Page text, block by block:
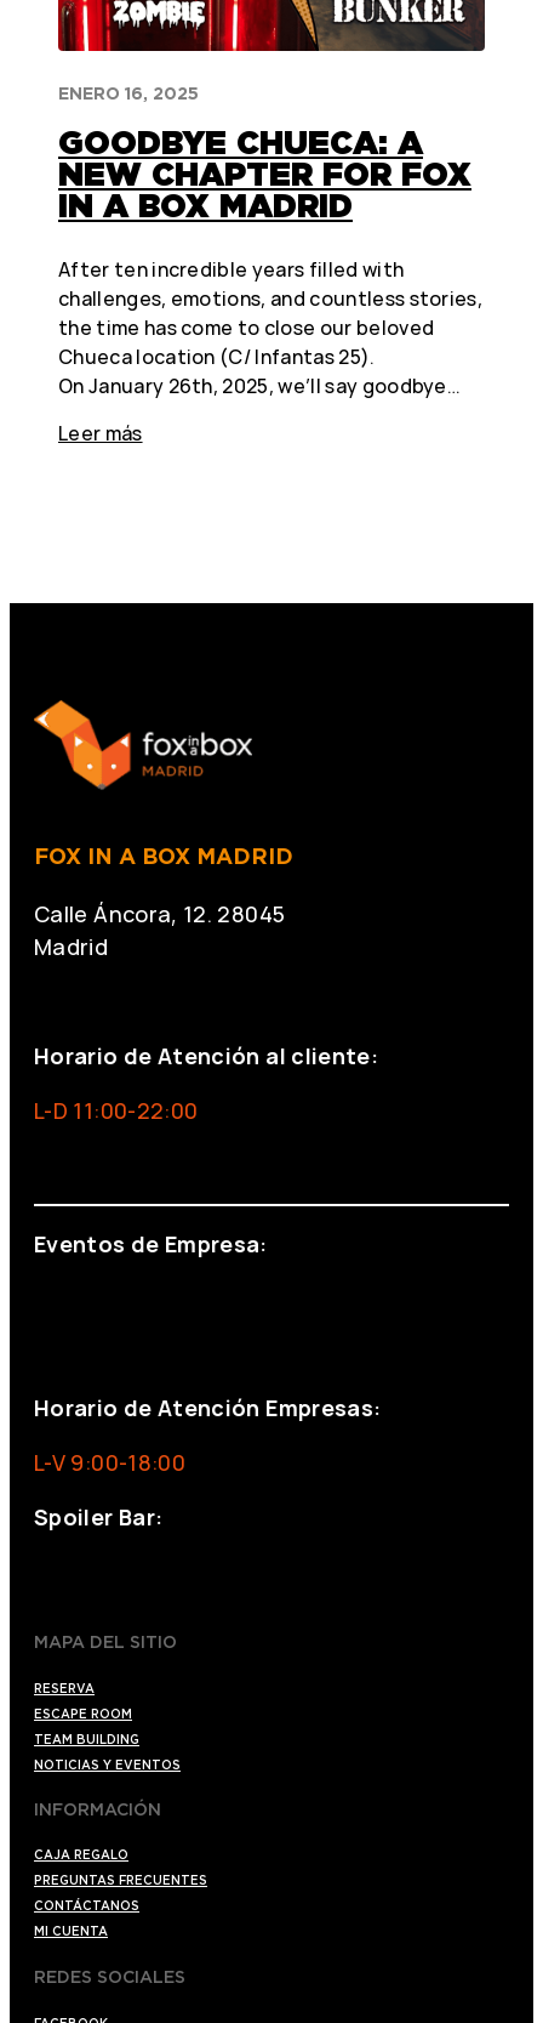
ENERO 16, 2025
GOODBYE CHUECA: A
NEW CHAPTER FOR FOX
IN A BOX MADRID
After ten incredible years filled with
challenges, emotions, and countless stories,
the time has come to close our beloved
Chueca location (C/ Infantas 25).
On January 26th, 2025, we’ll say goodbye…
Leer más
FOX IN A BOX MADRID
Calle Áncora, 12. 28045
Madrid
Horario de Atención al cliente:
L-D 11:00-22:00
Eventos de Empresa:
Horario de Atención Empresas:
L-V 9:00-18:00
Spoiler Bar:
MAPA DEL SITIO
RESERVA
ESCAPE ROOM
TEAM BUILDING
NOTICIAS Y EVENTOS
INFORMACIÓN
CAJA REGALO
PREGUNTAS FRECUENTES
CONTÁCTANOS
MI CUENTA
REDES SOCIALES